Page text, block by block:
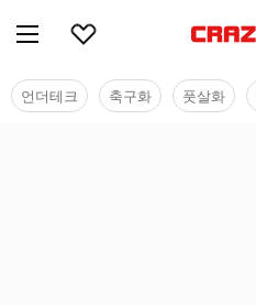
언더테크 축구화 풋살화